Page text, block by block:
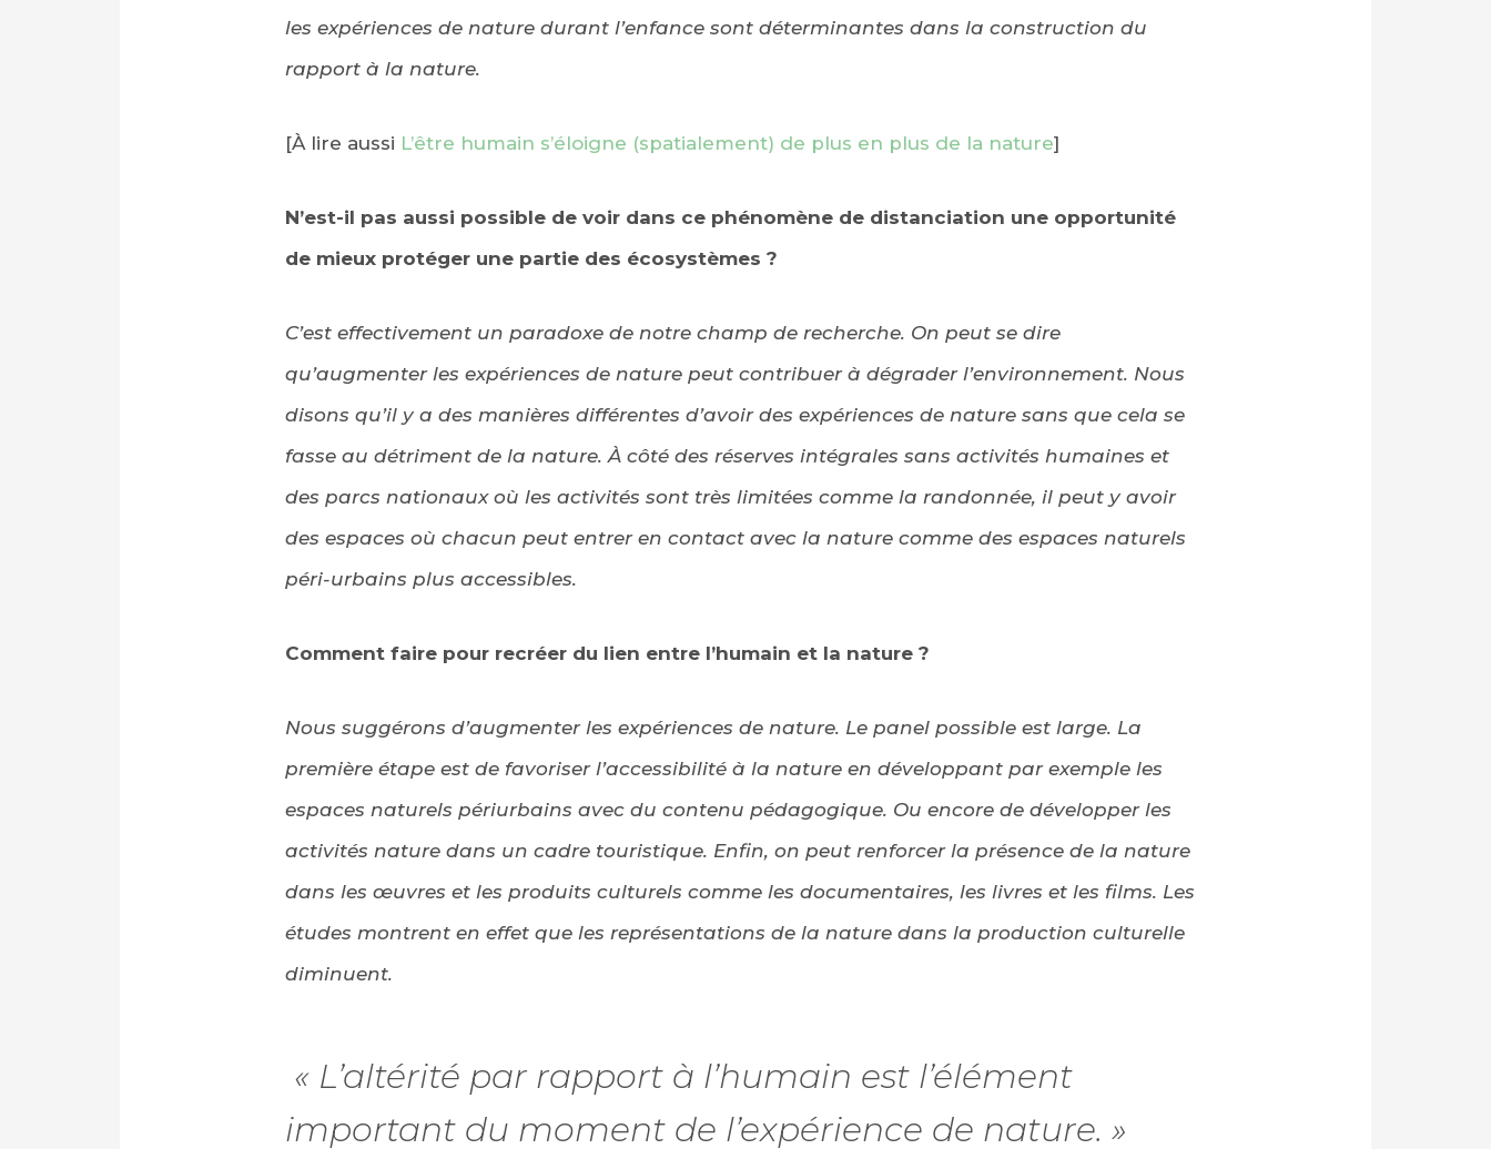
les expériences de nature durant l’enfance sont déterminantes dans la construction du
rapport à la nature.
[À lire aussi L’être humain s’éloigne (spatialement) de plus en plus de la nature]
N’est-il pas aussi possible de voir dans ce phénomène de distanciation une opportunité
de mieux protéger une partie des écosystèmes ?
C’est effectivement un paradoxe de notre champ de recherche. On peut se dire
qu’augmenter les expériences de nature peut contribuer à dégrader l’environnement. Nous
disons qu’il y a des manières différentes d’avoir des expériences de nature sans que cela se
fasse au détriment de la nature. À côté des réserves intégrales sans activités humaines et
des parcs nationaux où les activités sont très limitées comme la randonnée, il peut y avoir
des espaces où chacun peut entrer en contact avec la nature comme des espaces naturels
péri-urbains plus accessibles.
Comment faire pour recréer du lien entre l’humain et la nature ?
Nous suggérons d’augmenter les expériences de nature. Le panel possible est large. La
première étape est de favoriser l’accessibilité à la nature en développant par exemple les
espaces naturels périurbains avec du contenu pédagogique. Ou encore de développer les
activités nature dans un cadre touristique. Enfin, on peut renforcer la présence de la nature
dans les œuvres et les produits culturels comme les documentaires, les livres et les films. Les
études montrent en effet que les représentations de la nature dans la production culturelle
diminuent.
« L’altérité par rapport à l’humain est l’élément
important du moment de l’expérience de nature. »